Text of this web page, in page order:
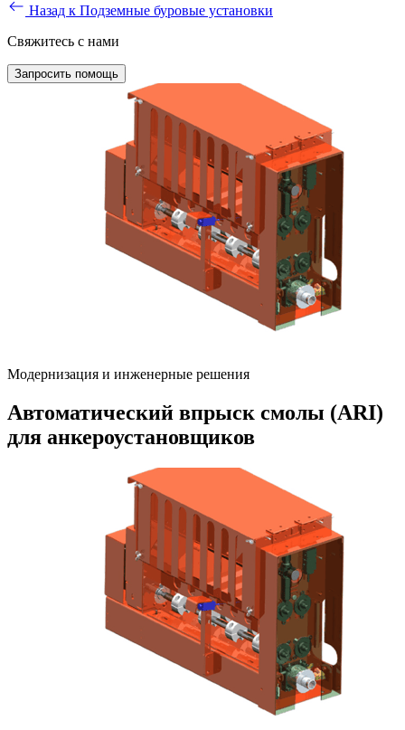
Назад к Подземные буровые установки
Свяжитесь с нами
Запросить помощь
Модернизация и инженерные решения
Автоматический впрыск смолы (ARI)
для анкероустановщиков